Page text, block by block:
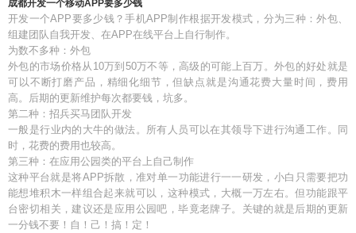
成都开发一个移动APP要多少钱
开发一个APP要多少钱？手机APP制作根据开发模式，分为三种：外包、
组建团队自我开发、在APP在线平台上自行制作。
为数不多种：外包
外包的市场价格从10万到50万不等，高级的可能上百万。外包的好处就是
可以不断打磨产品，精细化细节，但缺点就是沟通花费大量时间，费用
高。后期的更新维护每次都要钱，坑多。
第二种：招兵买马团队开发
一般是行业内的大牛的做法。所有人员可以在其领导下进行沟通工作。同
时，花费的费用也较高。
第三种：在应用公园类的平台上自己制作
这种平台就是将APP拆散，准对单一功能进行一一研发，小白只需要把功
能想堆积木一样组合起来就可以，这种模式，大概一万左右。但功能跟平
台密切相关，建议还是应用公园吧，毕竟老牌子。关键的就是后期的更新
一分钱不要！自！己！搞！定！